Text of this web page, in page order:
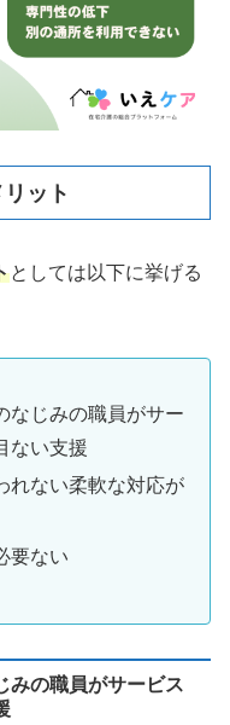
ット
としては以下に挙げる
なじみの職員がサー
ない支援
れない柔軟な対応が
要ない
みの職員がサービス